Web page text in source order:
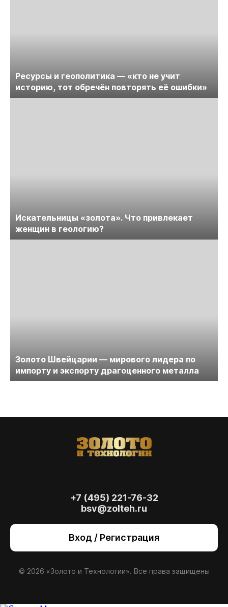
Ресурсы и геополитика — «кто не учит
историю, тот обречён повторять её ошибки»
Искательницы «золота». Что привлекает
женщин в геологию?
Золото Швейцарии — мирового лидера по
импорту и экспорту драгоценного металла
+7 (495) 221-76-32
bsv@zolteh.ru
Вход / Регистрация
© 2026 «Золото и Технологии». Все права защищены
также для анализа сайта и улучшения
сайт, вы даете согласиена использование